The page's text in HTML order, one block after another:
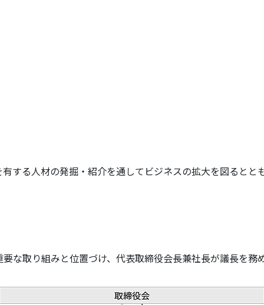
る人材の発掘・紹介を通してビジネスの拡大を図ると
取り組みと位置づけ、代表取締役会長兼社長が議長を